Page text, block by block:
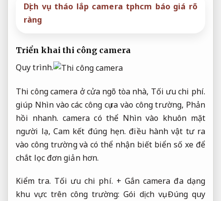
Dịch vụ tháo lắp camera tphcm báo giá rõ
ràng
Triển khai thi công camera
Quy trình.
Thi công camera ở cửa ngõ tòa nhà, Tối ưu chi phí.
giúp Nhìn vào các công cụ ra vào công trường, Phản
hồi nhanh. camera có thể Nhìn vào khuôn mặt
người lạ, Cam kết đúng hẹn. điều hành vật tư ra
vào công trường và có thể nhận biết biển số xe để
chắt lọc đơn giản hơn.
Kiểm tra. Tối ưu chi phí. + Gắn camera đa dạng
khu vực trên công trường: Gói dịch vụ. Đúng quy